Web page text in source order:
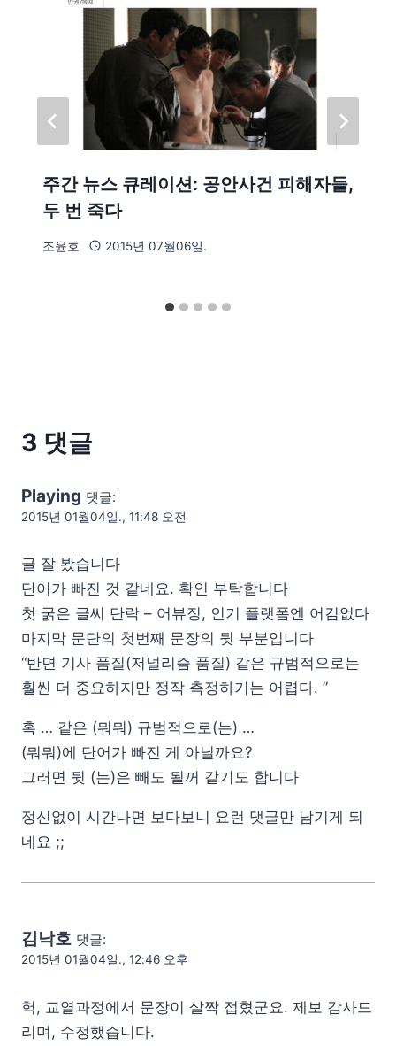
주간 뉴스 큐레이션: 공안사건 피해자들,
두 번 죽다
조윤호 2015년 07월06일.
3 댓글
Playing 댓글:
2015년 01월04일., 11:48 오전
글 잘 봤습니다
단어가 빠진 것 같네요. 확인 부탁합니다
첫 굵은 글씨 단락 – 어뷰징, 인기 플랫폼엔 어김없다
마지막 문단의 첫번째 문장의 뒷 부분입니다
“반면 기사 품질(저널리즘 품질) 같은 규범적으로는
훨씬 더 중요하지만 정작 측정하기는 어렵다. ”
혹 … 같은 (뭐뭐) 규범적으로(는) …
(뭐뭐)에 단어가 빠진 게 아닐까요?
그러면 뒷 (는)은 빼도 될꺼 같기도 합니다
정신없이 시간나면 보다보니 요런 댓글만 남기게 되
네요 ;;
김낙호 댓글:
2015년 01월04일., 12:46 오후
헉, 교열과정에서 문장이 살짝 접혔군요. 제보 감사드
리며, 수정했습니다.